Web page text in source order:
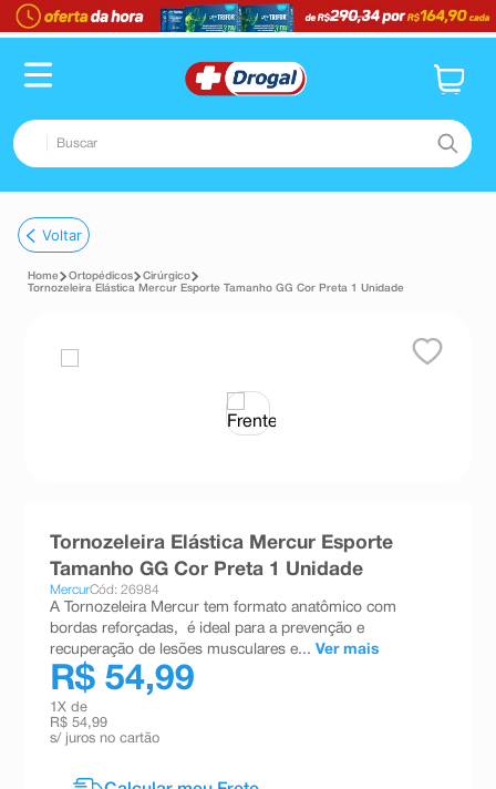
Buscar
1º fralda
2º pampers confort sec max
lenço umedecido
esmalte
10ºabsorvente
Voltar
Ortopédicos
Cirúrgico
Tornozeleira Elástica Mercur Esporte Tamanho GG Cor Preta 1 Unidade
Tornozeleira Elástica Mercur Esporte
Tamanho GG Cor Preta 1 Unidade
MercurCód: 26984
A Tornozeleira Mercur tem formato anatômico com
bordas reforçadas, é ideal para a prevenção e
recuperação de lesões musculares e... Ver mais
R$ 54,99
1 X de
R$ 54,99
s/ juros no cartão